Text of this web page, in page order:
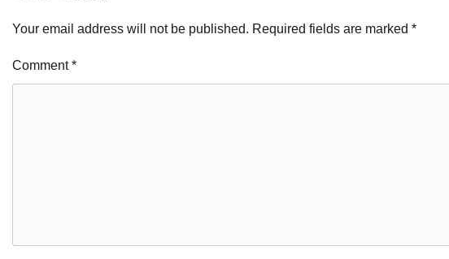
Your email address will not be published. Required fields are marked *
Comment*